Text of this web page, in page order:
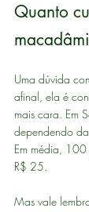
Quanto
Uma dúvida
afinal, ela é
mais cara. Em
dependendo
Em média,
R$ 25.
Mas vale